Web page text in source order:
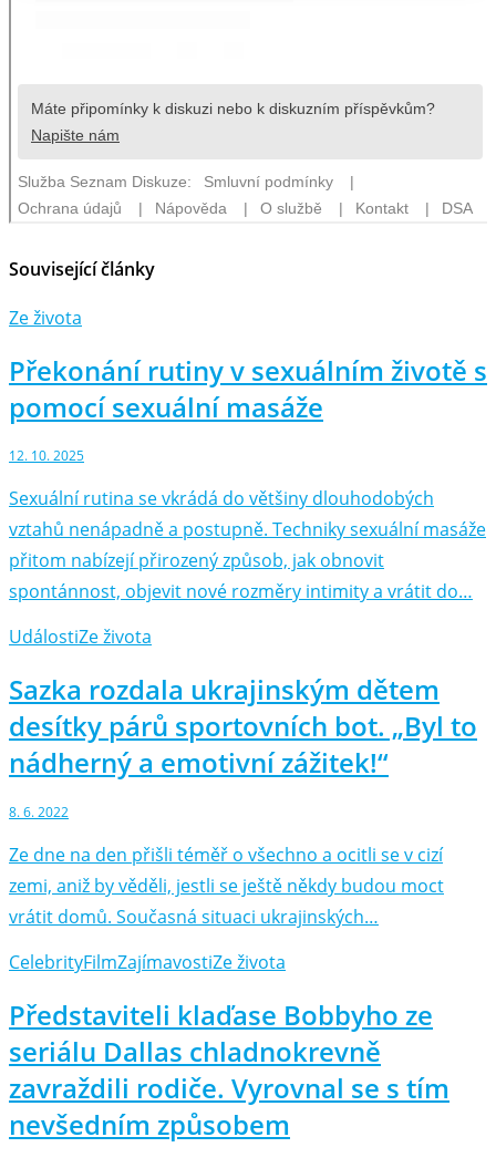
Související články
Ze života
Překonání rutiny v sexuálním životě s
pomocí sexuální masáže
12. 10. 2025
Sexuální rutina se vkrádá do většiny dlouhodobých
vztahů nenápadně a postupně. Techniky sexuální masáže
přitom nabízejí přirozený způsob, jak obnovit
spontánnost, objevit nové rozměry intimity a vrátit do…
UdálostiZe života
Sazka rozdala ukrajinským dětem
desítky párů sportovních bot. „Byl to
nádherný a emotivní zážitek!“
8. 6. 2022
Ze dne na den přišli téměř o všechno a ocitli se v cizí
zemi, aniž by věděli, jestli se ještě někdy budou moct
vrátit domů. Současná situaci ukrajinských…
CelebrityFilmZajímavostiZe života
Představiteli klaďase Bobbyho ze
seriálu Dallas chladnokrevně
zavraždili rodiče. Vyrovnal se s tím
nevšedním způsobem